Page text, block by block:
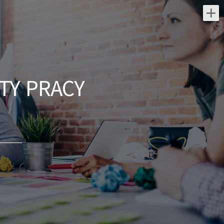
Najnowsze oferty pracy:
Osoba wykonujaca pracę w
zawodzie zbrojarz - betoniarz
Powiatowy Urząd Pracy w Busku-Zdroju
świętokrzyskie/ Busko-Zdrój
Wykonywanie zbrojeń, betonowanie,
montaż i demontaż szalunków ściennych i
stropowych, murowanie Wymagania inne:
dzisiaj
Osoba do wznoszenia
budynków, murowania ścian
Usługi Remontowo - Budowlane
PRACY